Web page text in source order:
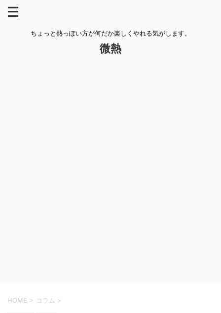
ちょっと熱っぽい方が何だか楽しくやれる気がします。
微熱
HOME > コラム >